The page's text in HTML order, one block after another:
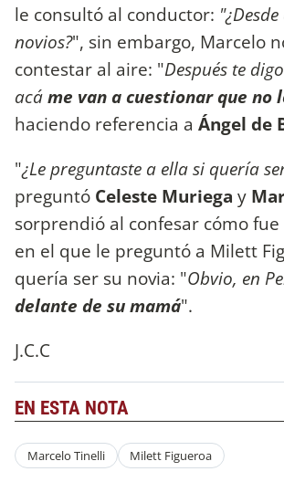
le consultó al conductor:
novios?", sin embargo, Marcelo
contestar al aire: "Después te
acáme van a cuestionar que no
haciendo referencia a Ángel de
"¿Le preguntaste a ella si quería
preguntó Celeste Muriega y
sorprendió al confesar cómo
en el que le preguntó a Milett
quería ser su novia: "Obvio, en
delante de su mamá".
J.C.C
EN ESTA NOTA
Marcelo Tinelli Milett Figueroa